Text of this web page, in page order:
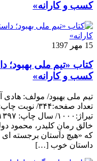
کسب و کارانه»
15 مهر 1397
کتاب «تیم ملی بهبود؛
کسب و کارانه»
تیم ملی بهبود/ مولف: هادی
خالق رمانِ کلیدر، محمود
که «هیچ داستان برجسته ای
داستان خوب […]